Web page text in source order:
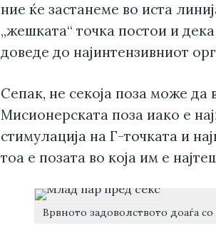
ние ќе застанеме во иста
„жешката“ точка постои и
доведе до најинтензивниот
Сепак, не секоја поза може да
Мисионерската поза иако е
стимулација на Г-точката и
тоа е позата во која им е
Врвното задоволството доаѓа